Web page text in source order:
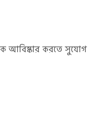
আবিষ্কার করতে সুযোগ